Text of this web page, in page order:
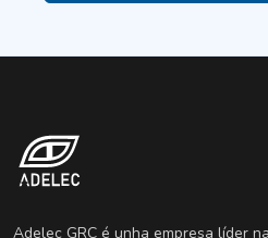
Adelec GRC é unha empresa líder